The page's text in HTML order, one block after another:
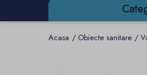
Acasa Obiecte sanitare